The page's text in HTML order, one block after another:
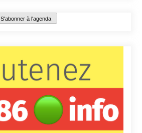
S'abonner à l'agenda